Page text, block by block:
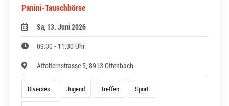
Panini-Tauschbörse
Sa, 13. Juni 2026
09:30 - 11:30 Uhr
Affolternstrasse 5, 8913 Ottenbach
Diverses Jugend Treffen Sport